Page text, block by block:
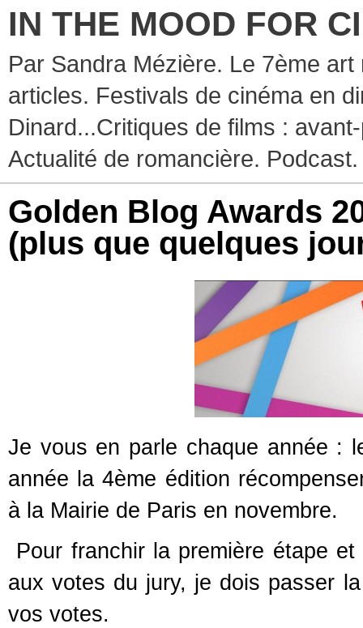
IN THE MOOD FOR
Par Sandra Mézière. Le 7ème
articles. Festivals de cinéma en
Dinard...Critiques de films :
Actualité de romancière. Podcast.
Golden Blog Awards
(plus que quelques
Je vous en parle chaque année :
année la 4ème édition
à la Mairie de Paris en novembre.
Pour franchir la première étape
aux votes du jury, je dois passer
vos votes.